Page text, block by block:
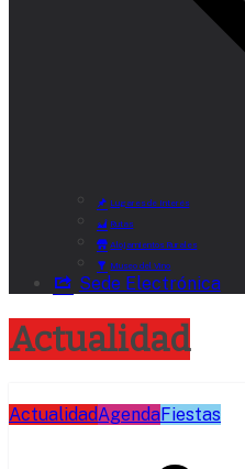
Lugares de Interés
Rutas
Alojamientos Rurales
Museo del Vino
Sede Electrónica
Actualidad
ActualidadAgendaFiestas